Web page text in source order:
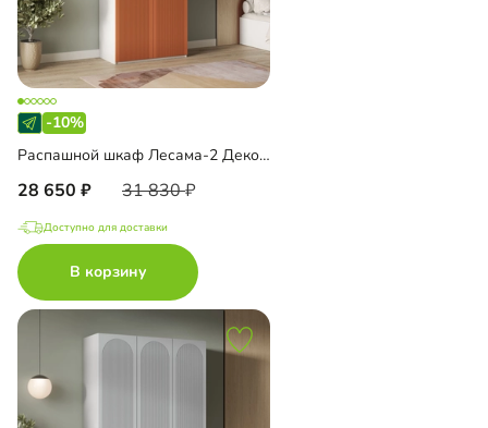
-10%
Распашной шкаф Лесама-2 Декор 1
28 650 31 830
Доступно для доставки
В корзину